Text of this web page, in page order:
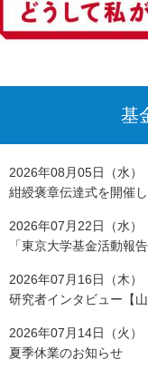
基
2026年08月05日（水）
紺綬褒章伝達式を開催
2026年07月22日（水）
「東京大学基金活動報
2026年07月16日（木）
研究者インタビュー【
2026年07月14日（火）
夏季休業のお知らせ